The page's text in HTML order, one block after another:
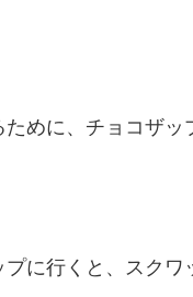
めに、チョコザッ
プに行くと、スク